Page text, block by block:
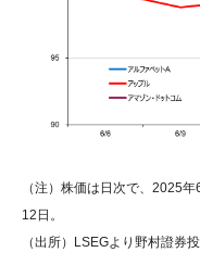
（注）株価は日次で、2025
12日。
（出所）LSEGより野村證券